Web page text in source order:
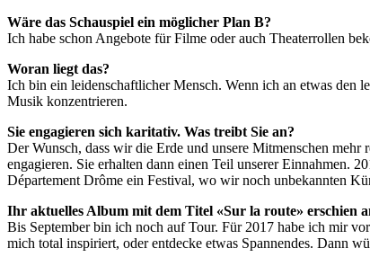
Wäre das Schauspiel ein möglicher Plan B?
Ich habe schon Angebote für Filme oder auch Theaterrollen
Woran liegt das?
Ich bin ein leidenschaftlicher Mensch. Wenn ich an etwas den
Musik konzentrieren.
Sie engagieren sich karitativ. Was treibt Sie an?
Der Wunsch, dass wir die Erde und unsere Mitmenschen
engagieren. Sie erhalten dann einen Teil unserer Einnahmen.
Département Drôme ein Festival, wo wir noch unbekannten
Ihr aktuelles Album mit dem Titel «Sur la route» erschien
Bis September bin ich noch auf Tour. Für 2017 habe ich mir
mich total inspiriert, oder entdecke etwas Spannendes. Dann